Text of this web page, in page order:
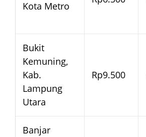
Kota Metro
Bukit
Kemuning,
Kab.
Lampung
Utara
Rp9.500
Banjar